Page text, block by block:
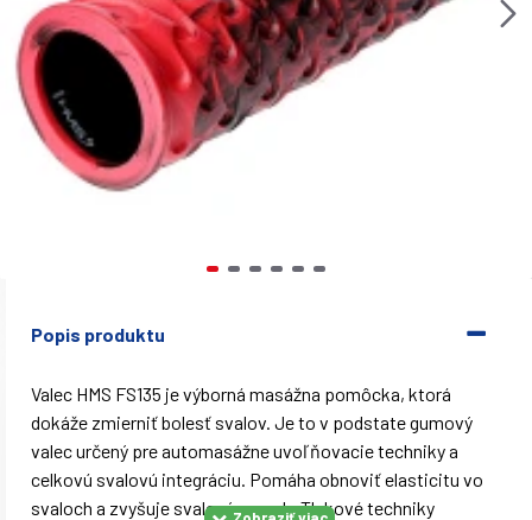
Popis produktu
Valec HMS FS135 je výborná masážna pomôcka, ktorá
dokáže zmierniť bolesť svalov. Je to v podstate gumový
valec určený pre automasážne uvoľňovacie techniky a
celkovú svalovú integráciu. Pomáha obnoviť elasticitu vo
svaloch a zvyšuje svalový rozsah. Tlakové techniky